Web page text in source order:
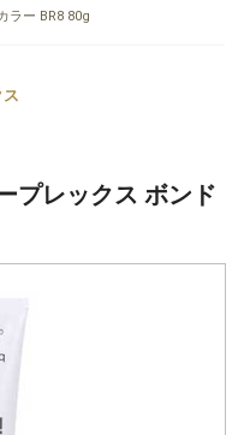
ラー BR8 80g
プレックス ボンド